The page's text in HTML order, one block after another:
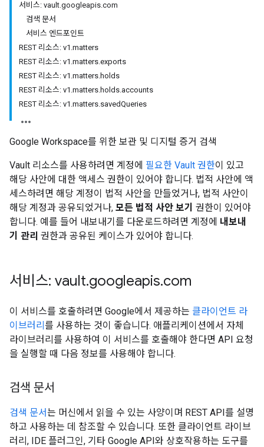
서비스: vault.googleapis.com
검색 문서
서비스 엔드포인트
REST 리소스: v1 .matters
REST 리소스: v1 .matters.exports
REST 리소스: v1 .matters.holds
REST 리소스: v1 .matters.holds.accounts
REST 리소스: v1 .matters.savedQueries
Google Workspace를 위한 보관 및 디지털 증거 검색
Vault 리소스를 사용하려면 계정에 필요한 Vault 권한이 있고
해당 사안에 대한 액세스 권한이 있어야 합니다. 법적 사안에 액
세스하려면 해당 계정이 법적 사안을 만들었거나, 법적 사안이
해당 계정과 공유되었거나, 모든 법적 사안 보기 권한이 있어야
합니다. 예를 들어 내보내기를 다운로드하려면 계정에 내보내
기 관리 권한과 공유된 케이스가 있어야 합니다.
서비스: vault.googleapis.com
이 서비스를 호출하려면 Google에서 제공하는 클라이언트 라
이브러리 를 사용하는 것이 좋습니다. 애플리케이션에서 자체
라이브러리를 사용하여 이 서비스를 호출해야 한다면 API 요청
을 실행할 때 다음 정보를 사용해야 합니다.
검색 문서
검색 문서는 머신에서 읽을 수 있는 사양이며 REST API를 설명
하고 사용하는 데 참조할 수 있습니다. 또한 클라이언트 라이브
러리, IDE 플러그인, 기타 Google API와 상호작용하는 도구를